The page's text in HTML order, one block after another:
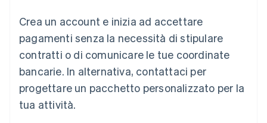
Crea un account e inizia ad accettare
pagamenti senza la necessità di stipulare
contratti o di comunicare le tue coordinate
bancarie. In alternativa, contattaci per
progettare un pacchetto personalizzato per la
tua attività.
Lussemburgo
Deutsch English
Malaysia
English 简体中文
Malta
Messico
EspañolEnglish